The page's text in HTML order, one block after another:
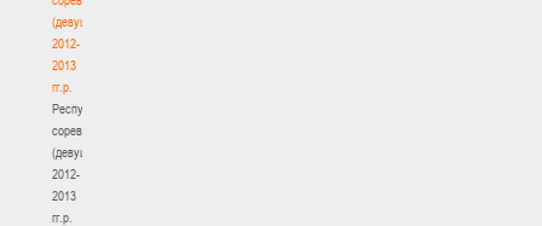
(девушки)
2012-
2013
гг.р.
Республиканские
соревнования
(девушки)
2012-
2013
гг.р.